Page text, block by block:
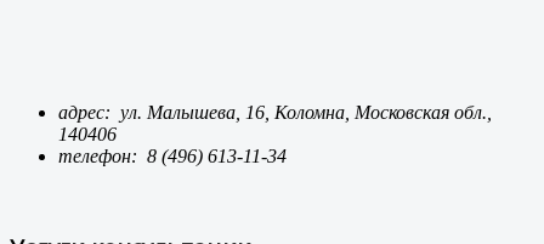
адрес: ул. Малышева, 16, Коломна, Московская обл.,
140406
телефон: 8 (496) 613-11-34